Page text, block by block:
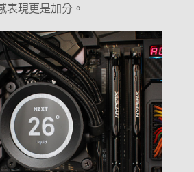
表現更是加分。